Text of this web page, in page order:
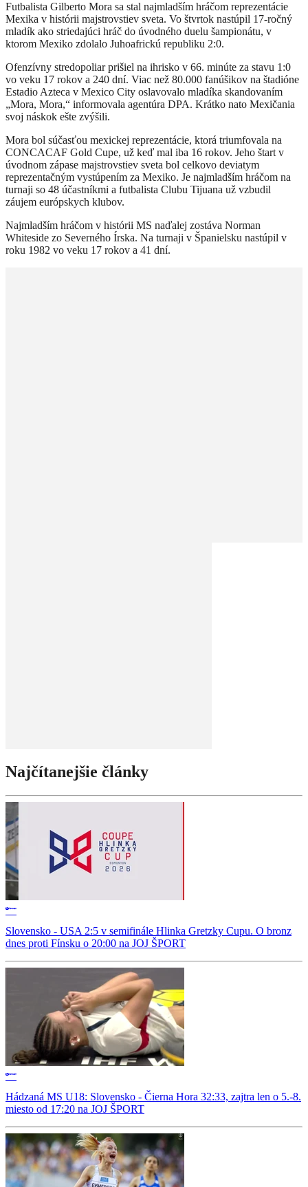
Futbalista Gilberto Mora sa stal najmladším hráčom reprezentácie
Mexika v histórii majstrovstiev sveta. Vo štvrtok nastúpil 17-ročný
mladík ako striedajúci hráč do úvodného duelu šampionátu, v
ktorom Mexiko zdolalo Juhoafrickú republiku 2:0.
Ofenzívny stredopoliar prišiel na ihrisko v 66. minúte za stavu 1:0
vo veku 17 rokov a 240 dní. Viac než 80.000 fanúšikov na štadióne
Estadio Azteca v Mexico City oslavovalo mladíka skandovaním
„Mora, Mora,“ informovala agentúra DPA. Krátko nato Mexičania
svoj náskok ešte zvýšili.
Mora bol súčasťou mexickej reprezentácie, ktorá triumfovala na
CONCACAF Gold Cupe, už keď mal iba 16 rokov. Jeho štart v
úvodnom zápase majstrovstiev sveta bol celkovo deviatym
reprezentačným vystúpením za Mexiko. Je najmladším hráčom na
turnaji so 48 účastníkmi a futbalista Clubu Tijuana už vzbudil
záujem európskych klubov.
Najmladším hráčom v histórii MS naďalej zostáva Norman
Whiteside zo Severného Írska. Na turnaji v Španielsku nastúpil v
roku 1982 vo veku 17 rokov a 41 dní.
Najčítanejšie články
Slovensko - USA 2:5 v semifinále Hlinka Gretzky Cupu. O bronz
dnes proti Fínsku o 20:00 na JOJ ŠPORT
Hádzaná MS U18: Slovensko - Čierna Hora 32:33, zajtra len o 5.-8.
miesto od 17:20 na JOJ ŠPORT